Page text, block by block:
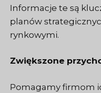
Informacje te są
planów
rynkowymi.
Zwiększone
Pomagamy firmom